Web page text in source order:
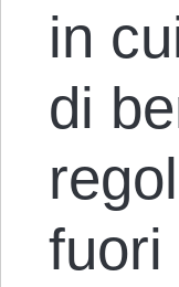
in
di
fuori